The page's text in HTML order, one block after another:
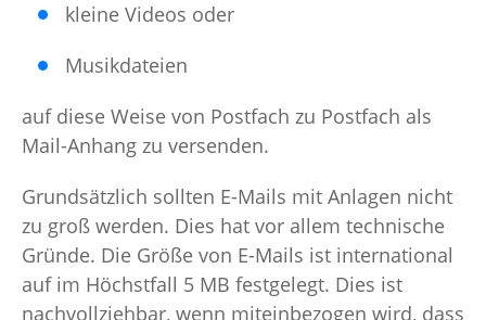
kleine Videos oder
Musikdateien
auf diese Weise von Postfach zu Postfach als
Mail-Anhang zu versenden.
Grundsätzlich sollten E-Mails mit Anlagen nicht
zu groß werden. Dies hat vor allem technische
Gründe. Die Größe von E-Mails ist international
auf im Höchstfall 5 MB festgelegt. Dies ist
nachvollziehbar, wenn miteinbezogen wird, dass